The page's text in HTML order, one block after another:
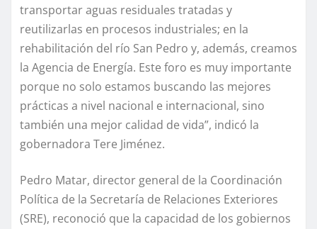
transportar aguas residuales tratadas y
reutilizarlas en procesos industriales; en la
rehabilitación del río San Pedro y, además, creamos
la Agencia de Energía. Este foro es muy importante
porque no solo estamos buscando las mejores
prácticas a nivel nacional e internacional, sino
también una mejor calidad de vida”, indicó la
gobernadora Tere Jiménez.
Pedro Matar, director general de la Coordinación
Política de la Secretaría de Relaciones Exteriores
(SRE), reconoció que la capacidad de los gobiernos